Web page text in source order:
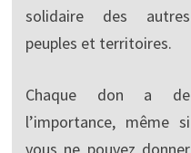
solidaire des autres
peuples et territoires.
Chaque don a de
l’importance, même si
vous ne pouvez donner